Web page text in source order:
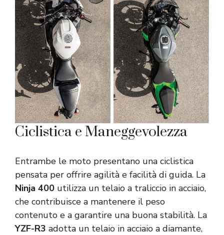
Ciclistica e Maneggevolezza
Entrambe le moto presentano una ciclistica
pensata per offrire agilità e facilità di guida. La
Ninja 400 utilizza un telaio a traliccio in acciaio,
che contribuisce a mantenere il peso
contenuto e a garantire una buona stabilità. La
YZF-R3 adotta un telaio in acciaio a diamante,